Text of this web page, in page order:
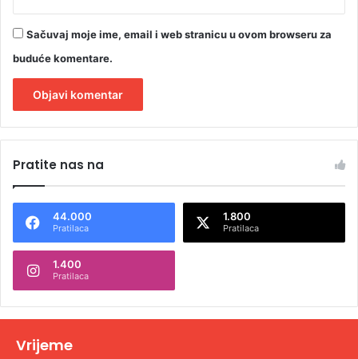
Sačuvaj moje ime, email i web stranicu u ovom browseru za
buduće komentare.
t
n
t
v
Pratite nas na
44.000
Pratilaca
1.800
Pratilaca
1.400
Pratilaca
Vrijeme